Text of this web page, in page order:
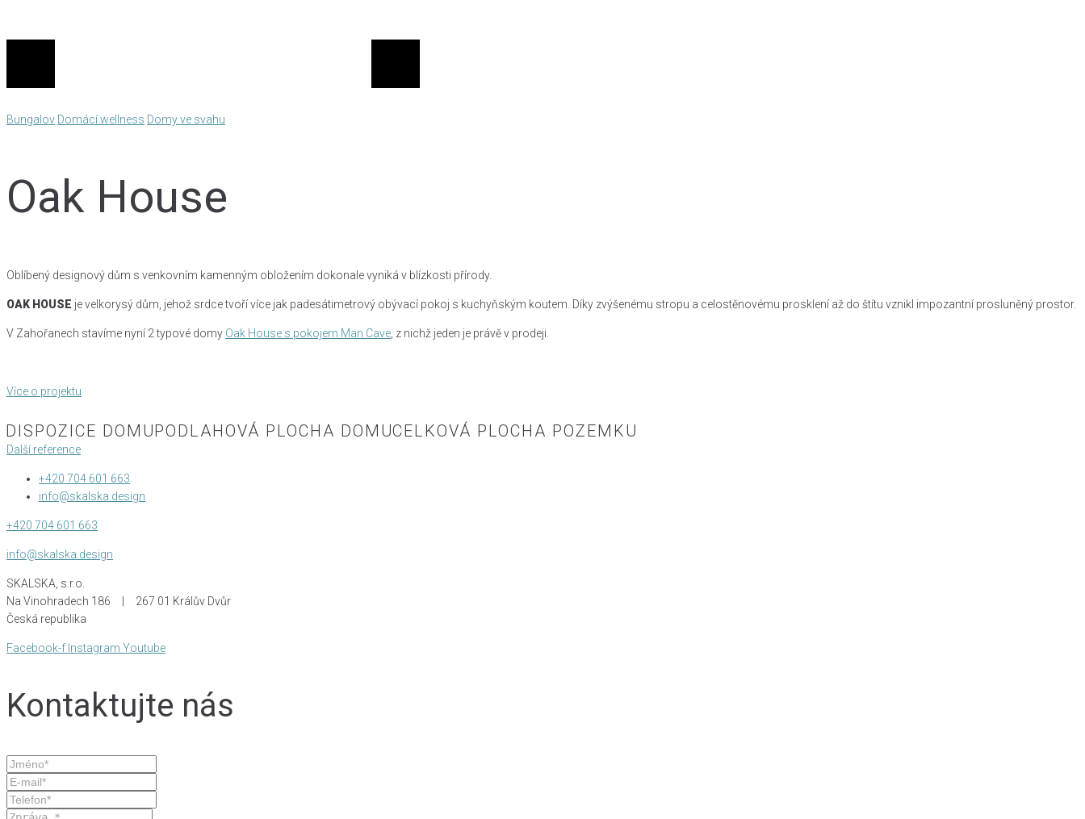
Bungalov Domácí wellness Domy ve svahu
Oak House
Oblíbený designový dům s venkovním kamenným obložením dokonale vyniká v blízkosti přírody.
OAK HOUSE je velkorysý dům, jehož srdce tvoří více jak padesátimetrový obývací pokoj s kuchyňským koutem. Díky zvýšenému stropu a celostěnovému prosklení až do štítu vznikl impozantní prosluněný prostor.
V Zahořanech stavíme nyní 2 typové domy Oak House s pokojem Man Cave , z nichž jeden je právě v prodeji.
Více o projektu
DISPOZICE DOMUPODLAHOVÁ PLOCHA DOMUCELKOVÁ PLOCHA POZEMKU
Další reference
+420 704 601 663
info@skalska.design
+420 704 601 663
info@skalska.design
SKALSKA, s.r.o.
Na Vinohradech 186 | 267 01 Králův Dvůr
Česká republika
Facebook-f Instagram Youtube
Kontaktujte nás